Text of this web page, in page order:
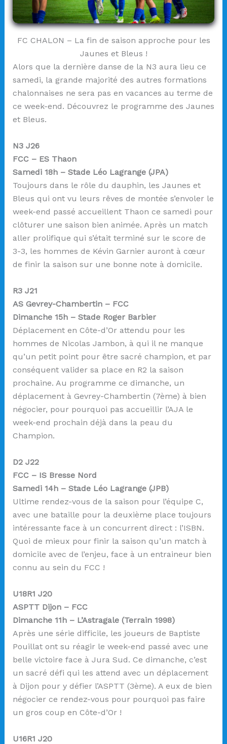
FC CHALON – La fin de saison approche pour les
Jaunes et Bleus !
Alors que la dernière danse de la N3 aura lieu ce
samedi, la grande majorité des autres formations
chalonnaises ne sera pas en vacances au terme de
ce week-end. Découvrez le programme des Jaunes
et Bleus.
N3 J26
FCC – ES Thaon
Samedi 18h – Stade Léo Lagrange (JPA)
Toujours dans le rôle du dauphin, les Jaunes et
Bleus qui ont vu leurs rêves de montée s’envoler le
week-end passé accueillent Thaon ce samedi pour
clôturer une saison bien animée. Après un match
aller prolifique qui s’était terminé sur le score de
3-3, les hommes de Kévin Garnier auront à cœur
de finir la saison sur une bonne note à domicile.
R3 J21
AS Gevrey-Chambertin – FCC
Dimanche 15h – Stade Roger Barbier
Déplacement en Côte-d’Or attendu pour les
hommes de Nicolas Jambon, à qui il ne manque
qu’un petit point pour être sacré champion, et par
conséquent valider sa place en R2 la saison
prochaine. Au programme ce dimanche, un
déplacement à Gevrey-Chambertin (7ème) à bien
négocier, pour pourquoi pas accueillir l’AJA le
week-end prochain déjà dans la peau du
Champion.
D2 J22
FCC – IS Bresse Nord
Samedi 14h – Stade Léo Lagrange (JPB)
Ultime rendez-vous de la saison pour l’équipe C,
avec une bataille pour la deuxième place toujours
intéressante face à un concurrent direct : l’ISBN.
Quoi de mieux pour finir la saison qu’un match à
domicile avec de l’enjeu, face à un entraineur bien
connu au sein du FCC !
U18R1 J20
ASPTT Dijon – FCC
Dimanche 11h – L’Astragale (Terrain 1998)
Après une série difficile, les joueurs de Baptiste
Pouillat ont su réagir le week-end passé avec une
belle victoire face à Jura Sud. Ce dimanche, c’est
un sacré défi qui les attend avec un déplacement
à Dijon pour y défier l’ASPTT (3ème). A eux de bien
négocier ce rendez-vous pour pourquoi pas faire
un gros coup en Côte-d’Or !
U16R1 J20